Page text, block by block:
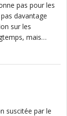
pas pour les
davantage
sur les
mais…
suscitée par le